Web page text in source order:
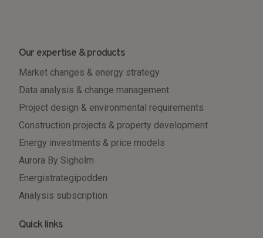
Our expertise & products
Market changes & energy strategy
Data analysis & change management
Project design & environmental requirements
Construction projects & property development
Energy investments & price models
Aurora By Sigholm
Energistrategipodden
Analysis subscription
Quick links